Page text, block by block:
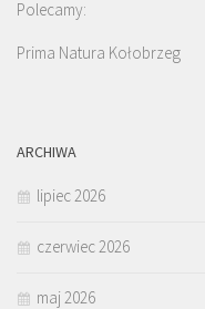
Polecamy:
Prima Natura Kołobrzeg
ARCHIWA
lipiec 2026
czerwiec 2026
maj 2026